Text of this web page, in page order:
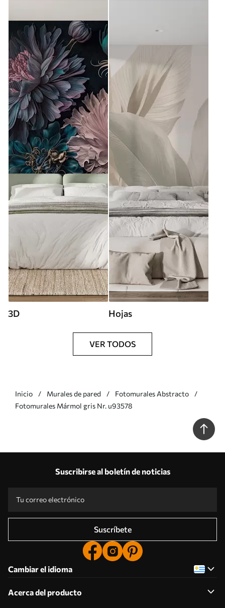
3D Hojas
VER TODOS
Inicio Murales de pared
Fotomurales Abstracto
Fotomurales Mármol gris Nr. u93578
Suscribirse al boletín de noticias
Suscríbete
Cambiar el idioma
Acerca del producto